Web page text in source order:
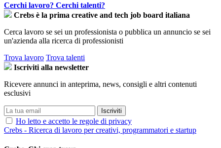
Cerchi lavoro? Cerchi talenti?
Crebs è la prima creative and tech job board italiana
Cerca lavoro se sei un professionista o pubblica un annuncio se sei
un'azienda alla ricerca di professionisti
Trova lavoro Trova talenti
Iscriviti alla newsletter
Ricevere annunci in anteprima, news, consigli e altri contenuti
esclusivi
Ho letto e accetto le regole di privacy
Crebs - Ricerca di lavoro per creativi, programmatori e startup